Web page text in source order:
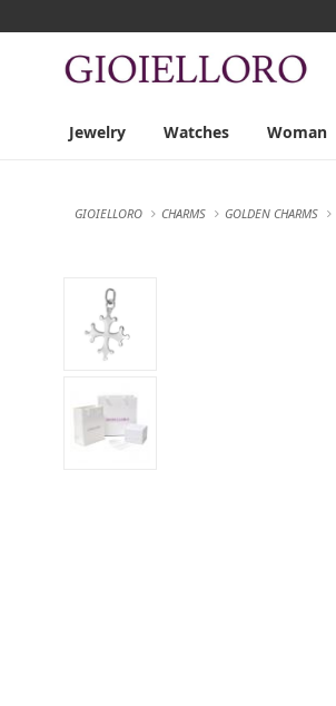
Jewelry Watches Woman
GIOIELLORO CHARMS GOLDEN CHARMS